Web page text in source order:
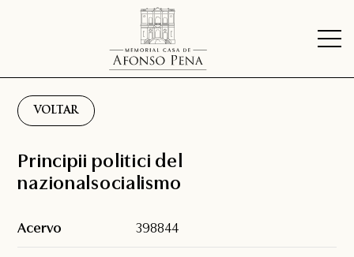
VOLTAR
Principii politici del
nazionalsocialismo
Acervo 398844